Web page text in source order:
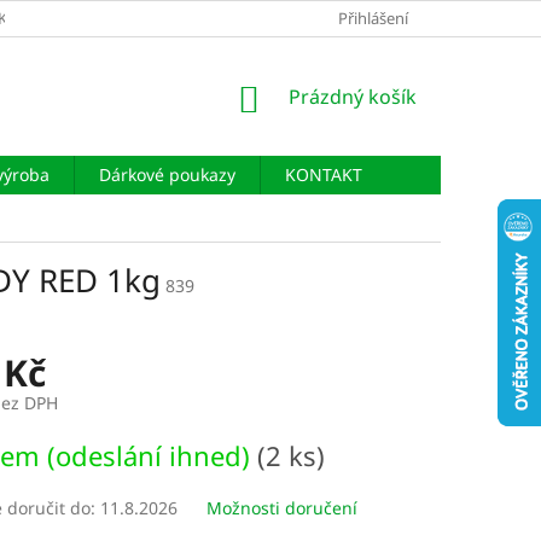
ŘÁD PODMÍNKY OCHRANY OSOBNÍCH ÚDAJŮ
Přihlášení
NÁKUPNÍ
Prázdný košík
Dárkové poukazy KONTAKT
RED 1kg 839
DPH
(odeslání ihned) (2 ks)
doručit do: 11.8.2026 Možnosti doručení